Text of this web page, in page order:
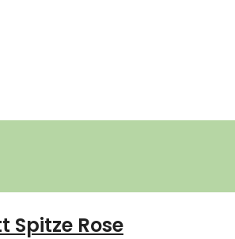
Spitze Rose